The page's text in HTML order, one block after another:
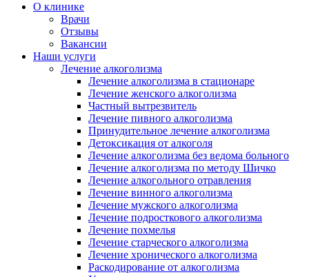
О клинике
Врачи
Отзывы
Вакансии
Наши услуги
Лечение алкоголизма
Лечение алкоголизма в стационаре
Лечение женского алкоголизма
Частный вытрезвитель
Лечение пивного алкоголизма
Принудительное лечение алкоголизма
Детоксикация от алкоголя
Лечение алкоголизма без ведома больного
Лечение алкоголизма по методу Шичко
Лечение алкогольного отравления
Лечение винного алкоголизма
Лечение мужского алкоголизма
Лечение подросткового алкоголизма
Лечение похмелья
Лечение старческого алкоголизма
Лечение хронического алкоголизма
Раскодирование от алкоголизма